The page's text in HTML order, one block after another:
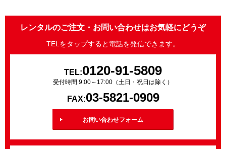
レンタルのご注文・お問い合わせはお気軽にどうぞ
TELをタップすると電話を発信できます。
TEL:0120-91-5809
受付時間 9:00～17:00（土日・祝日は除く）
FAX:03-5821-0909
お問い合わせフォーム